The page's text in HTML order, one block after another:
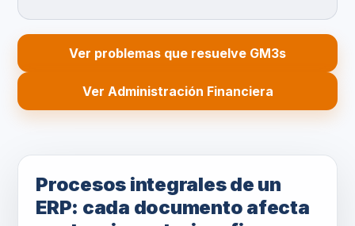
Ver problemas que resuelve GM3s
Ver Administración Financiera
Procesos integrales de un
ERP: cada documento afecta